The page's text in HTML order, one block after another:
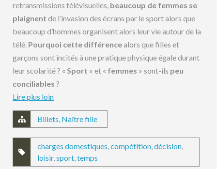
retransmissions télévisuelles, beaucoup de femmes se
plaignent de l’invasion des écrans par le sport alors que
beaucoup d’hommes organisent alors leur vie autour de la
télé. Pourquoi cette différencealors que filles et
garçons sont incités à une pratique physique égale durant
leur scolarité ? «Sport » et « femmes » sont-ils peu
conciliables ?
Lire plus loin
Billets, Naître fille
charges domestiques,compétition,décision,
loisir,sport,temps